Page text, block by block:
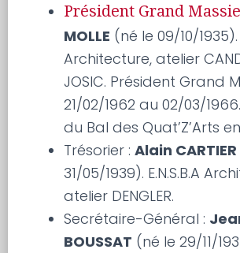
Président Grand
MOLLE (né le 09/10/1935).
Architecture, atelier
JOSIC. Président Grand
21/02/1962 au 02/03/
du Bal des Quat’Z’Arts
Trésorier :Alain CARTIER
31/05/1939). E.N.S.B.A
atelier DENGLER.
Secrétaire-Général :
BOUSSAT (né le 29/11/